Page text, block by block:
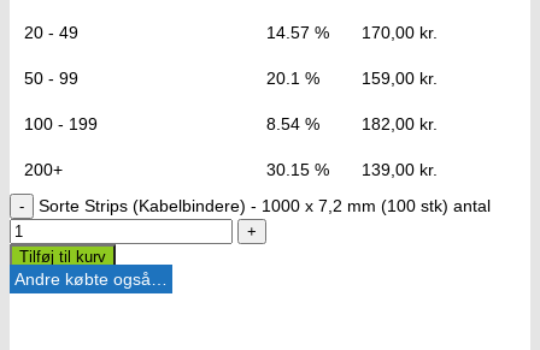
20 - 49 14.57 % 170,00 kr.
50 - 99 20.1 % 159,00 kr.
100 - 199 8.54 % 182,00 kr.
200+ 30.15 % 139,00 kr.
Sorte Strips (Kabelbindere) - 1000 x 7,2 mm (100 stk) antal
Tilføj til kurv
Andre købte også…